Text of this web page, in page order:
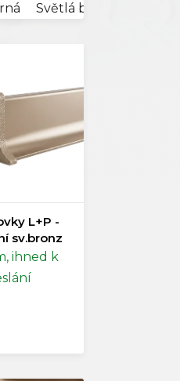
Světlá bronz
L+P -
sv.bronz
ihned k